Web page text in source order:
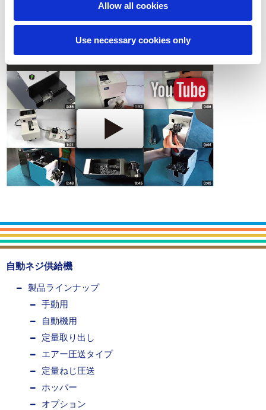
Allow all cookies
Use necessary cookies only
自動ネジ供給機
製品ラインナップ
手動用
自動機用
定量取り出し
エアー圧送タイプ
定量ねじ圧送
ホッパー
オプション